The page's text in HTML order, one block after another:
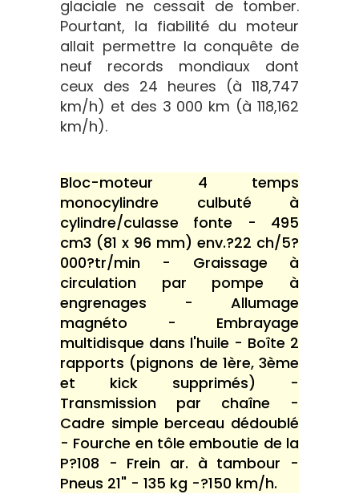
glaciale ne cessait de tomber.
Pourtant, la fiabilité du moteur
allait permettre la conquête de
neuf records mondiaux dont
ceux des 24 heures (à 118,747
km/h) et des 3 000 km (à 118,162
km/h).
Bloc-moteur 4 temps
monocylindre culbuté à
cylindre/culasse fonte - 495
cm3 (81 x 96 mm) env.?22 ch/5?
000?tr/min - Graissage à
circulation par pompe à
engrenages - Allumage
magnéto - Embrayage
multidisque dans l'huile - Boîte 2
rapports (pignons de 1ère, 3ème
et kick supprimés) -
Transmission par chaîne -
Cadre simple berceau dédoublé
- Fourche en tôle emboutie de la
P?108 - Frein ar. à tambour -
Pneus 21" - 135 kg -?150 km/h.